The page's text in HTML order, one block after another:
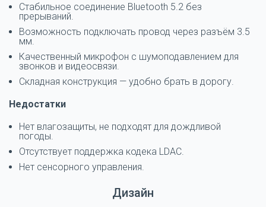
Стабильное соединение Bluetooth 5.2 без
прерываний.
Возможность подключать провод через разъём 3.5
мм.
Качественный микрофон с шумоподавлением для
звонков и видеосвязи.
Складная конструкция — удобно брать в дорогу.
Недостатки
Нет влагозащиты, не подходят для дождливой
погоды.
Отсутствует поддержка кодека LDAC.
Нет сенсорного управления.
Дизайн